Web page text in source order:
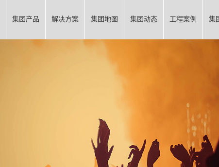
集团产品 解决方案 集团地图 集团动态 工程案例 集